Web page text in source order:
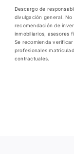
Descargo de
divulgación general.
recomendación de
inmobiliarios, asesores
Se recomienda
profesionales
contractuales.